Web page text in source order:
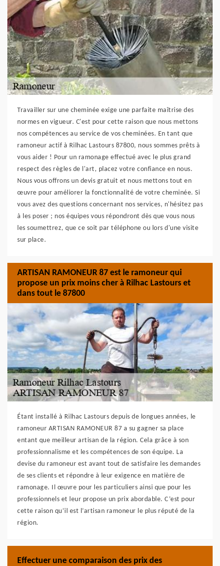
Travailler sur une cheminée exige une parfaite maîtrise des
normes en vigueur. C'est pour cette raison que nous mettons
nos compétences au service de vos cheminées. En tant que
ramoneur actif à Rilhac Lastours 87800, nous sommes prêts à
vous aider ! Pour un ramonage effectué avec le plus grand
respect des règles de l'art, placez votre confiance en nous.
Nous vous offrons un devis gratuit et nous mettons tout en
œuvre pour améliorer la fonctionnalité de votre cheminée. Si
vous avez des questions concernant nos services, n'hésitez pas
à les poser ; nos équipes vous répondront dès que vous nous
les soumettrez, que ce soit par téléphone ou lors d'une visite
sur place.
ARTISAN RAMONEUR 87 est le ramoneur qui
propose un prix moins cher à Rilhac Lastours et
dans tout le 87800
Étant installé à Rilhac Lastours depuis de longues années, le
ramoneur ARTISAN RAMONEUR 87 a su gagner sa place
entant que meilleur artisan de la région. Cela grâce à son
professionnalisme et les compétences de son équipe. La
devise du ramoneur est avant tout de satisfaire les demandes
de ses clients et répondre à leur exigence en matière de
ramonage. Il œuvre pour les particuliers ainsi que pour les
professionnels et leur propose un prix abordable. C’est pour
cette raison qu’il est l’artisan ramoneur le plus réputé de la
région.
Effectuer une comparaison des prix des